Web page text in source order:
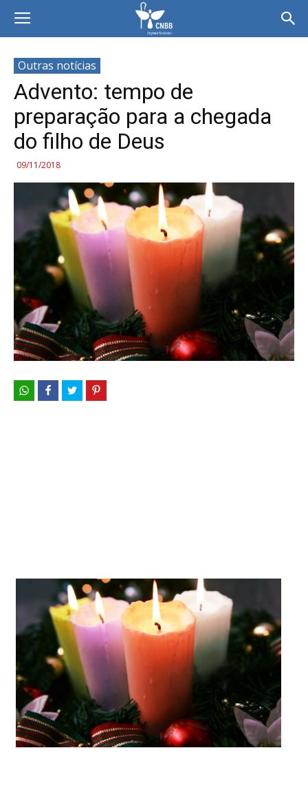
Outras notícias
Advento: tempo de
preparação para a chegada
do filho de Deus
09/11/2018